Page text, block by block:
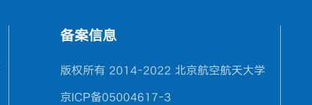
备案信息
版权所有 2014-2022 北京航空航天大学
京ICP备05004617-3